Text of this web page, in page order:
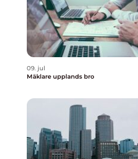
09. jul
Mäklare upplands bro